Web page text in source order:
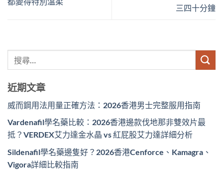
三四十分鐘
近期文章
威而鋼用法用量正確方法：2026香港男士完整服用指南
Vardenafil學名藥比較：2026香港邊款伐地那非雙效片最
抵？VERDEX艾力達金水晶 vs 紅屁股艾力達詳細分析
Sildenafil學名藥邊隻好？2026香港Cenforce、Kamagra、
Vigora詳細比較指南